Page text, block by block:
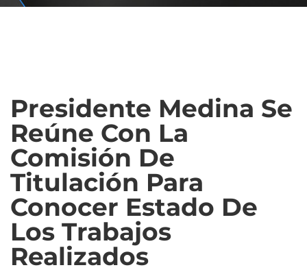
Presidente Medina Se
Reúne Con La
Comisión De
Titulación Para
Conocer Estado De
Los Trabajos
Realizados